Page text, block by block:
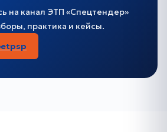
на канал ЭТП «Спецтендер»
практика и кейсы.